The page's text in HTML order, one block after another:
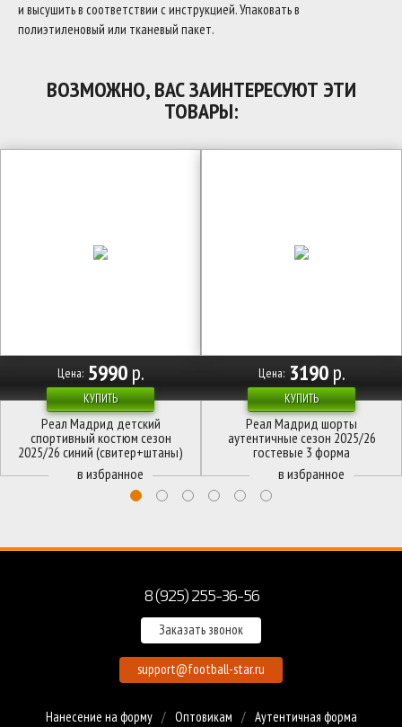
и высушить в соответствии с инструкцией. Упаковать в
полиэтиленовый или тканевый пакет.
ВОЗМОЖНО, ВАС ЗАИНТЕРЕСУЮТ ЭТИ
ТОВАРЫ:
КУПИТЬ
Цена: 5990р.
Реал Мадрид детский
спортивный костюм сезон
2025/26 синий (свитер+штаны)
КУПИТЬ
Цена: 3190р.
Реал Мадрид шорты
аутентичные сезон 2025/26
гостевые 3 форма
8 (925) 255-36-56
Заказать звонок
support@football-star.ru
Нанесение на форму Оптовикам Аутентичная форма